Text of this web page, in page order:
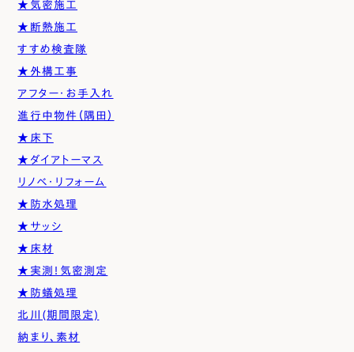
★気密施工
★断熱施工
すすめ検査隊
★外構工事
アフター・お手入れ
進行中物件（隅田）
★床下
★ダイアトーマス
リノベ・リフォーム
★防水処理
★サッシ
★床材
★実測！気密測定
★防蟻処理
北川(期間限定)
納まり、素材